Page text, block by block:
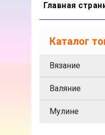
Главная
Каталог
Вязание
Валяние
Мулине